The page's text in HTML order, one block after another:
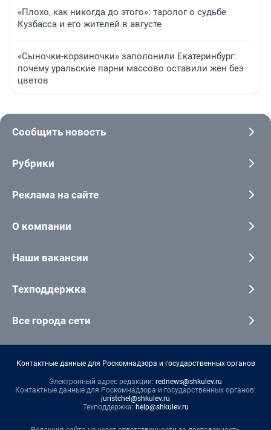
«Плохо, как никогда до этого»: таролог о судьбе
Кузбасса и его жителей в августе
«Сыночки-корзиночки» заполонили Екатеринбург:
почему уральские парни массово оставили жен без
цветов
Сообщить новость
Рубрики
Реклама на сайте
О компании
Наши вакансии
Техподдержка
Все города сети
Контактные данные для Роскомнадзора и государственных органов
Электронный адрес редакции: rednews@shkulev.ru
Контактные данные для Роскомнадзора и государственных органов:
juristchel@shkulev.ru
Техподдержка: help@shkulev.ru